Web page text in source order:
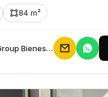
84 m²
Galceb Group Bienes Raices